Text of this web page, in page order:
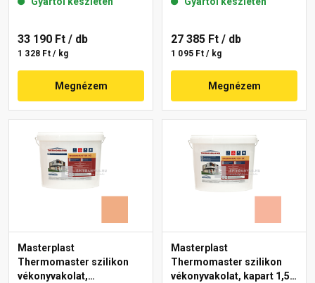
33 190 Ft / db
1 328 Ft / kg
Megnézem
17-D 25 kg
27 385 Ft / db
1 095 Ft / kg
Megnézem
Masterplast
Thermomaster szilikon
vékonyvakolat,
Masterplast
Thermomaster szilikon
vékonyvakolat, kapart 1,5